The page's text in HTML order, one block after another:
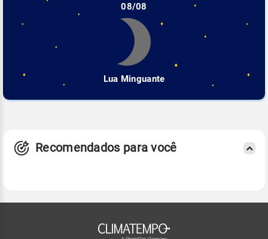
08/08
Lua Minguante
Recomendados para você